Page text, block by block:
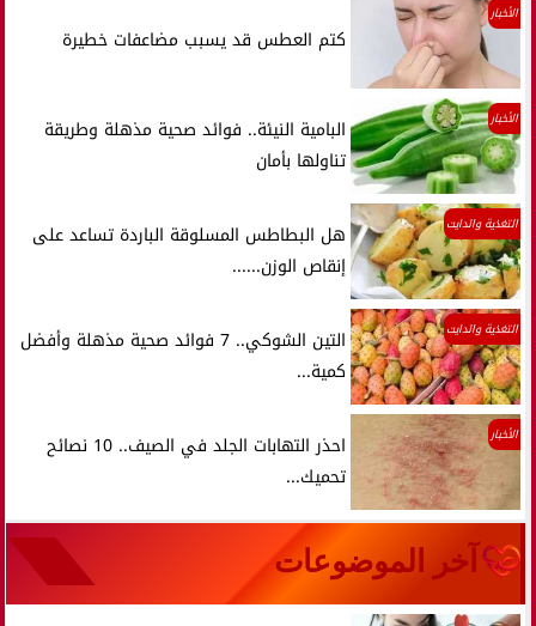
الأخبار
كتم العطس قد يسبب مضاعفات خطيرة
الأخبار
البامية النيئة.. فوائد صحية مذهلة وطريقة
تناولها بأمان
التغذية والدايت
هل البطاطس المسلوقة الباردة تساعد على
إنقاص الوزن......
التغذية والدايت
التين الشوكي.. 7 فوائد صحية مذهلة وأفضل
كمية...
الأخبار
احذر التهابات الجلد في الصيف.. 10 نصائح
تحميك...
آخر الموضوعات